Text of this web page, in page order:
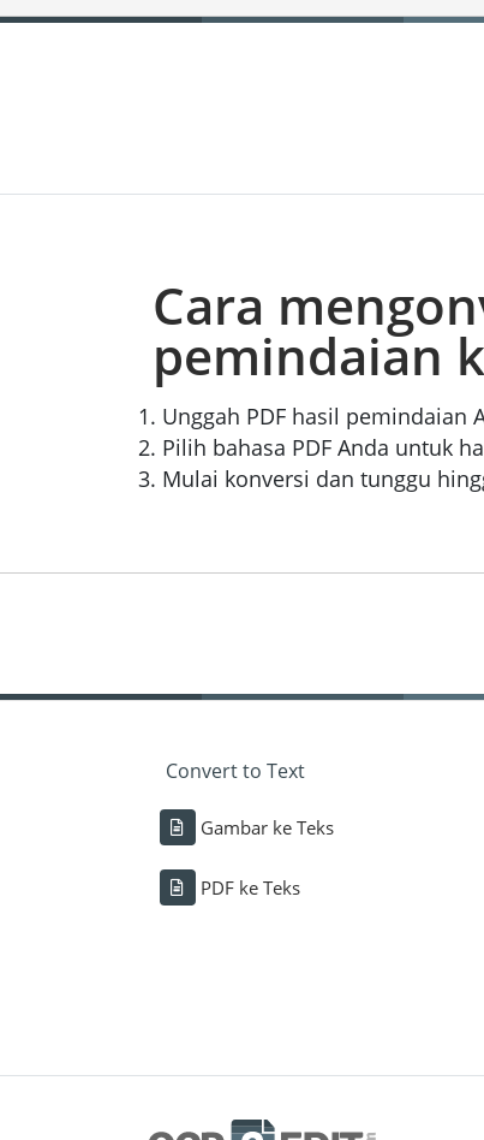
Cara
pemindaian
Unggah PDF hasil pemindaian
Pilih bahasa PDF Anda untuk
Mulai konversi dan tunggu
Convert to Text
Gambar ke Teks
PDF ke Teks